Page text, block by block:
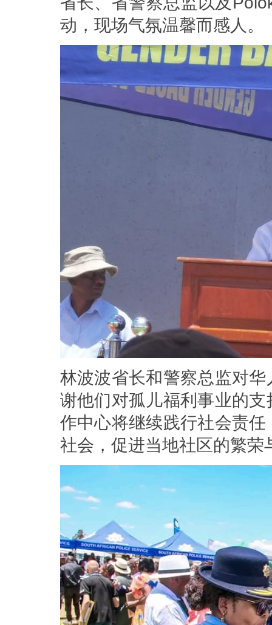
动，现场气氛温馨而感人。
林波波省长和警察总监对
谢他们对孤儿福利事业的
作中心将继续践行社会责
社会，促进当地社区的繁荣